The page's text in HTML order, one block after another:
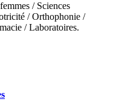
/ Sciences
/ Orthophonie /
/ Laboratoires.